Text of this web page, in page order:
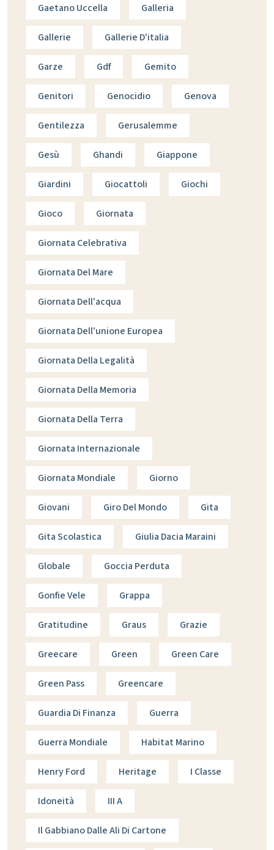
Gaetano Uccella Galleria
Gallerie Gallerie D'italia
Garze Gdf Gemito
Genitori Genocidio Genova
Gentilezza Gerusalemme
Gesù Ghandi Giappone
Giardini Giocattoli Giochi
Gioco Giornata
Giornata Celebrativa
Giornata Del Mare
Giornata Dell'acqua
Giornata Dell'unione Europea
Giornata Della Legalità
Giornata Della Memoria
Giornata Della Terra
Giornata Internazionale
Giornata Mondiale Giorno
Giovani Giro Del Mondo Gita
Gita Scolastica Giulia Dacia Maraini
Globale Goccia Perduta
Gonfie Vele Grappa
Gratitudine Graus Grazie
Greecare Green Green Care
Green Pass Greencare
Guardia Di Finanza Guerra
Guerra Mondiale Habitat Marino
Henry Ford Heritage I Classe
Idoneità III A
Il Gabbiano Dalle Ali Di Cartone